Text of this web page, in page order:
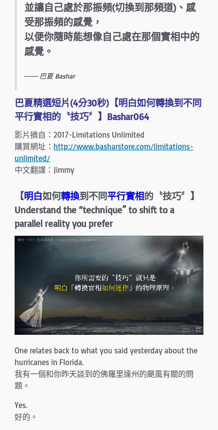
g
u
l
e
並讓自己處於那振頻(切換到那頻道)、感
受那振頻的感覺，
以便你隨時能想像自己處在那個實相中的
感覺。
巴夏 Bashar
巴夏精選短片(4分30秒)【明白如何轉換到不同
平行實相的〝技巧〞】Bashar064
影片摘自：2017-Limitations Unlimited
購買網址： http://www.basharstore.com/limitations-
unlimited/
中文翻譯：Jimmy
【明白如何轉換到不同平行實相的〝技巧〞】
Understand the “technique” to shift to a
parallel reality you prefer
One relates back to what you said yesterday about the
hurricanes in Florida.
我有一個和你昨天談到的佛羅里達州的颶風有關的問
題。
Yes.
好的。